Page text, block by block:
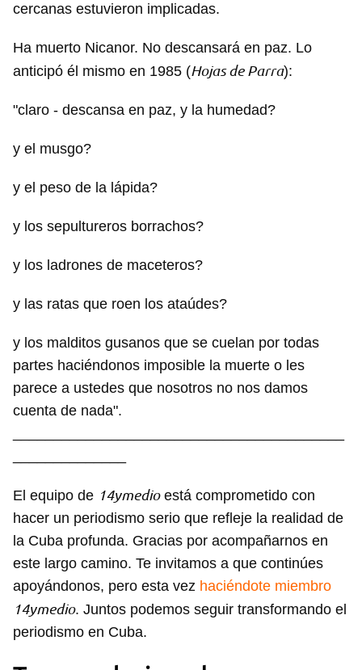
cercanas estuvieron implicadas.
Ha muerto Nicanor. No descansará en paz. Lo
anticipó él mismo en 1985 (Hojas de Parra):
"claro - descansa en paz, y la humedad?
y el musgo?
y el peso de la lápida?
y los sepultureros borrachos?
y los ladrones de maceteros?
y las ratas que roen los ataúdes?
y los malditos gusanos que se cuelan por todas
partes haciéndonos imposible la muerte o les
parece a ustedes que nosotros no nos damos
cuenta de nada".
El equipo de 14ymedioestá comprometido con
hacer un periodismo serio que refleje la realidad de
la Cuba profunda. Gracias por acompañarnos en
este largo camino. Te invitamos a que continúes
apoyándonos, pero esta vez haciéndote miembro
14ymedio. Juntos podemos seguir transformando el
periodismo en Cuba.